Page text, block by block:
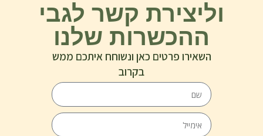
וליצירת קשר לגבי
ההכשרות שלנו
השאירו פרטים כאן ונשוחח איתכם ממש
בקרוב